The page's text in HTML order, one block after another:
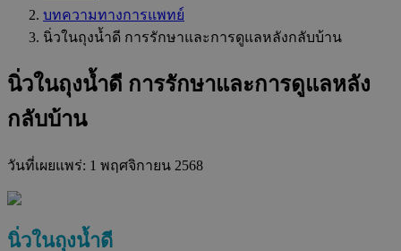
บทความทางการแพทย์
นิ่วในถุงน้ำดี การรักษาและการดูแลหลังกลับบ้าน
นิ่วในถุงน้ำดี การรักษาและการดูแลหลัง
กลับบ้าน
วันที่เผยแพร่: 1 พฤศจิกายน 2568
นิ่วในถุงน้ำดี